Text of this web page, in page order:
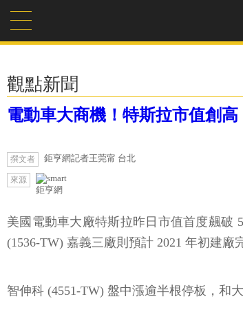
觀點新聞
電動車大商機！特斯拉市值創
撰文者 鉅亨網記者王莞甯 台北
來源
鉅亨網
美國電動車大廠特斯拉昨日市值首度飆破
(1536-TW) 嘉義三廠則預計 2021 年初建廠
智伸科 (4551-TW) 盤中漲逾半根停板，和